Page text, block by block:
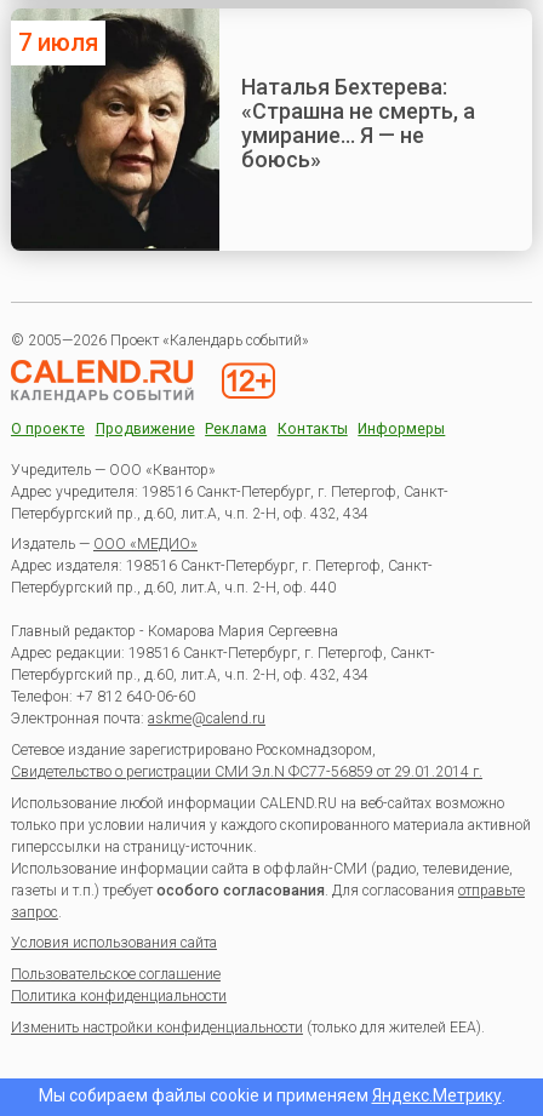
7 июля
Наталья Бехтерева:
«Страшна не смерть, а
умирание... Я — не
боюсь»
© 2005—2026 Проект «Календарь событий»
О проекте Продвижение Реклама Контакты Информеры
Учредитель — ООО «Квантор»
Адрес учредителя: 198516 Санкт-Петербург, г. Петергоф, Санкт-
Петербургский пр., д.60, лит.А, ч.п. 2-Н, оф. 432, 434
Издатель — ООО «МЕДИО»
Адрес издателя: 198516 Санкт-Петербург, г. Петергоф, Санкт-
Петербургский пр., д.60, лит.А, ч.п. 2-Н, оф. 440
Главный редактор - Комарова Мария Сергеевна
Адрес редакции: 198516 Санкт-Петербург, г. Петергоф, Санкт-
Петербургский пр., д.60, лит.А, ч.п. 2-Н, оф. 432, 434
Телефон: +7 812 640-06-60
Электронная почта: askme@calend.ru
Сетевое издание зарегистрировано Роскомнадзором,
Свидетельство о регистрации СМИ Эл.N ФС77-56859 от 29.01.2014 г.
Использование любой информации CALEND.RU на веб-сайтах возможно
только при условии наличия у каждого скопированного материала активной
гиперссылки на страницу-источник.
Использование информации сайта в оффлайн-СМИ (радио, телевидение,
газеты и т.п.) требуетособого согласования . Для согласования отправьте
запрос
Условия использования сайта
Пользовательское соглашение
Политика конфиденциальности
Изменить настройки конфиденциальности (только для жителей EEA).
Мы собираем файлы cookie и применяем Яндекс.Метрику.